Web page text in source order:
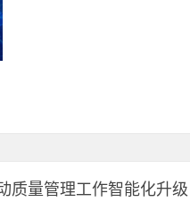
质量管理工作智能化升级